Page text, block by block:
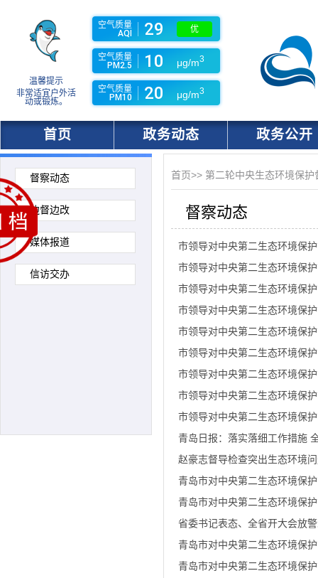
温馨提示
非常适宜户外活
动或锻炼。
空气质量
AQI
29 优
空气质量
PM2.5
10 μg/m3
空气质量
PM10
20 μg/m3
首页 政务动态 政务公开
首页>> 第二轮中央生态环境保护
督察动态
市领导对中央第二生态环境保
市领导对中央第二生态环境保
市领导对中央第二生态环境保
市领导对中央第二生态环境保
市领导对中央第二生态环境保
市领导对中央第二生态环境保
市领导对中央第二生态环境保
市领导对中央第二生态环境保
市领导对中央第二生态环境保
青岛日报：落实落细工作措施
赵豪志督导检查突出生态环境
青岛市对中央第二生态环境保
青岛市对中央第二生态环境保
省委书记表态、全省开大会放
青岛市对中央第二生态环境保
青岛市对中央第二生态环境保
督察动态
边督边改
媒体报道
信访交办